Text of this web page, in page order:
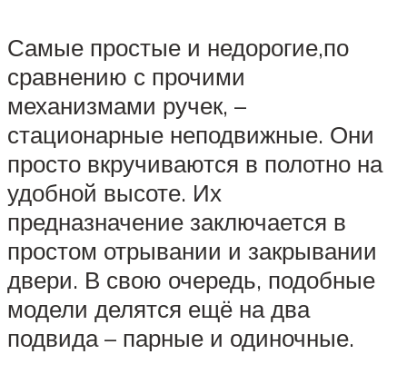
Самые простые и недорогие,по
сравнению с прочими
механизмами ручек, –
стационарные неподвижные. Они
просто вкручиваются в полотно на
удобной высоте. Их
предназначение заключается в
простом отрывании и закрывании
двери. В свою очередь, подобные
модели делятся ещё на два
подвида – парные и одиночные.